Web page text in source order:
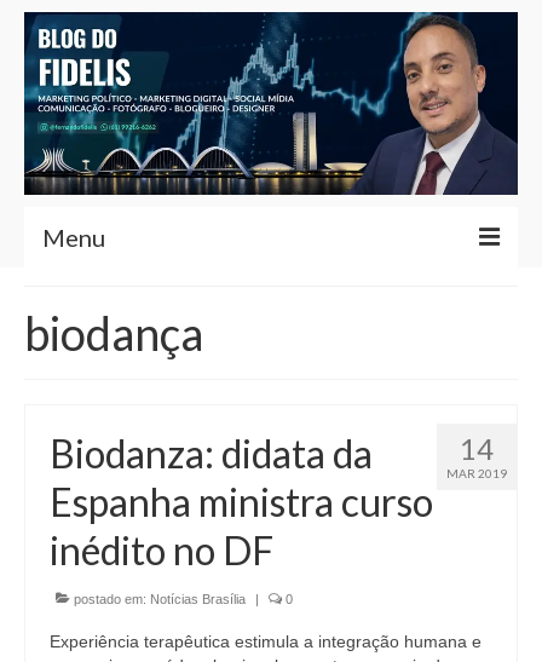
Menu
Fernando Fidelis
Notícias Brasília
Contato
Currículo
biodança
14
MAR 2019
Biodanza: didata da
Espanha ministra curso
inédito no DF
postado em: Notícias Brasília | 0
Experiência terapêutica estimula a integração humana e